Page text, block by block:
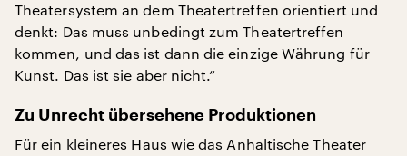
Theatersystem an dem Theatertreffen orientiert und
denkt: Das muss unbedingt zum Theatertreffen
kommen, und das ist dann die einzige Währung für
Kunst. Das ist sie aber nicht.“
Zu Unrecht übersehene Produktionen
Für ein kleineres Haus wie das Anhaltische Theater